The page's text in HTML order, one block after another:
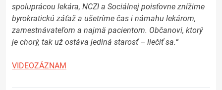
spoluprácou lekára, NCZI a Sociálnej poisťovne znížime
byrokratickú záťaž a ušetríme čas i námahu lekárom,
zamestnávateľom a najmä pacientom. Občanovi, ktorý
je chorý, tak už ostáva jediná starosť – liečiť sa.“
VIDEOZÁZNAM